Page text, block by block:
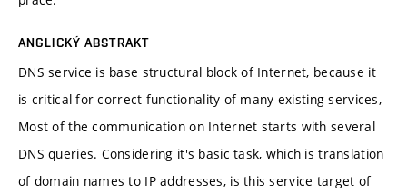
ANGLICKÝ ABSTRAKT
DNS service is base structural block of Internet, because it
is critical for correct functionality of many existing services,
Most of the communication on Internet starts with several
DNS queries. Considering it's basic task, which is translation
of domain names to IP addresses, is this service target of